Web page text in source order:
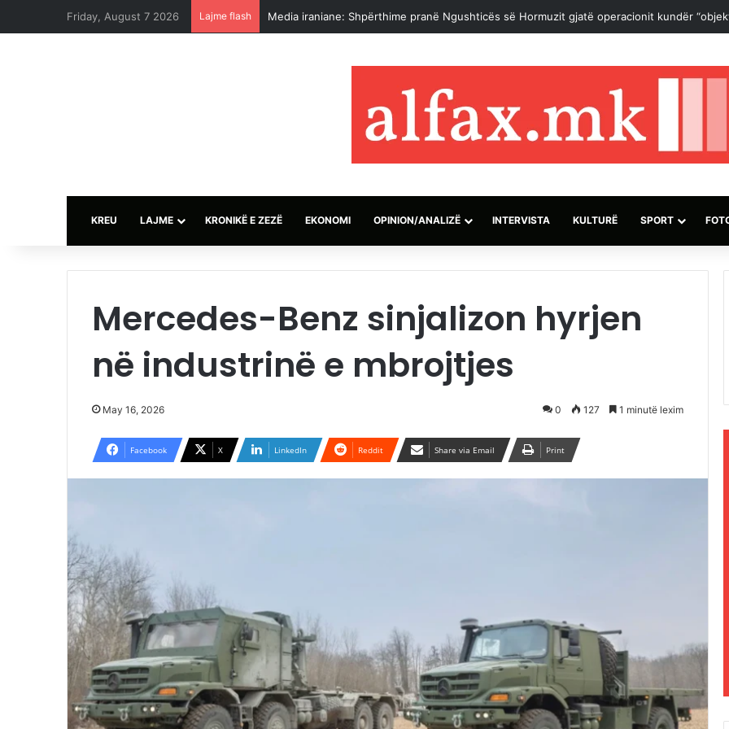
Friday, August 7 2026 Lajme flash Media iraniane: Shpërthime pranë Ngushticës së Hormuzit gjatë operacionit kundër
KREU LAJME KRONIKË E ZEZË EKONOMI OPINION/ANALIZË INTERVISTA KULTURË SPORT
Mercedes-Benz sinjalizon hyrjen
në industrinë e mbrojtjes
May 16, 2026 0 127 1 minutë lexim
Facebook X LinkedIn Reddit Share via Email Print